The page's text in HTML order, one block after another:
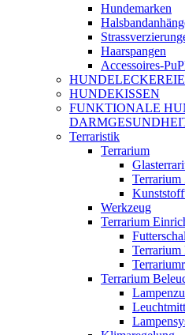
Hundemarken
Haarspangen
Accessoires-
HUNDEKISSEN
FUNKTIONALE
Terraristik
Terrarium
Terrarium
Werkzeug
Terrarium
Terrarium
Terrarium